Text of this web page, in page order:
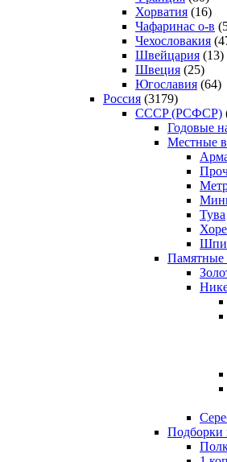
Хорватия (16)
Чафаринас о-в
Чехословакия
Швейцария (13)
Швеция (25)
Югославия (64)
Россия (3179)
CCCP (РСФСР)
Годовые
Местные
Тува
Памятные
Подборки